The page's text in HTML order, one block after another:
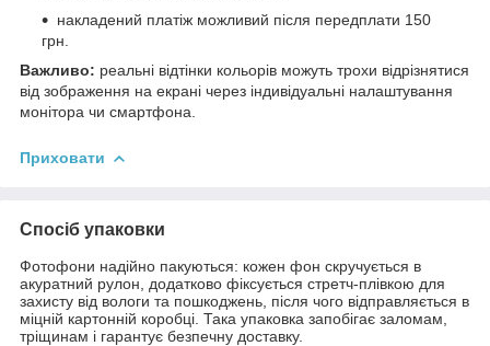
накладений платіж можливий після передплати 150
грн.
Важливо: реальні відтінки кольорів можуть трохи відрізнятися
від зображення на екрані через індивідуальні налаштування
монітора чи смартфона.
Приховати
Спосіб упаковки
Фотофони надійно пакуються: кожен фон скручується в
акуратний рулон, додатково фіксується стретч-плівкою для
захисту від вологи та пошкоджень, після чого відправляється в
міцній картонній коробці. Така упаковка запобігає заломам,
тріщинам і гарантує безпечну доставку.